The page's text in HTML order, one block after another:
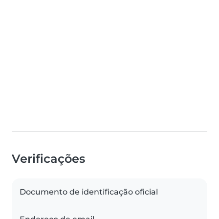
Verificações
Documento de identificação oficial